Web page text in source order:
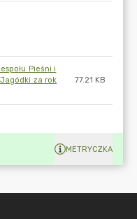
Pieśni i
za rok
77.21 KB
METRYCZKA